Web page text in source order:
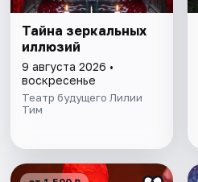
Тайна зеркальных
иллюзий
9 августа 2026 •
воскресенье
Театр будущего Лилии
Тим